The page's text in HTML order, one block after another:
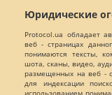
Юридические
Protocol.ua обладает
веб - страницах
понимаются тексты,
шота, сканы, видео,
размещенных на веб -
для индексации
использованием